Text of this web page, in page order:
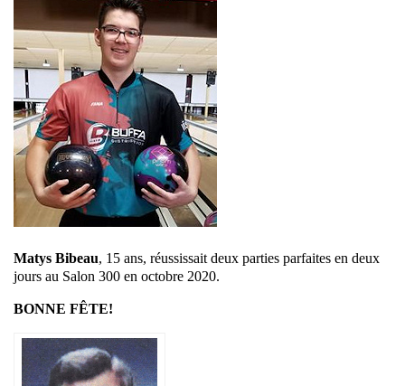
Matys Bibeau, 15 ans, réussissait deux parties parfaites en deux
jours au Salon 300 en octobre 2020.
BONNE FÊTE!